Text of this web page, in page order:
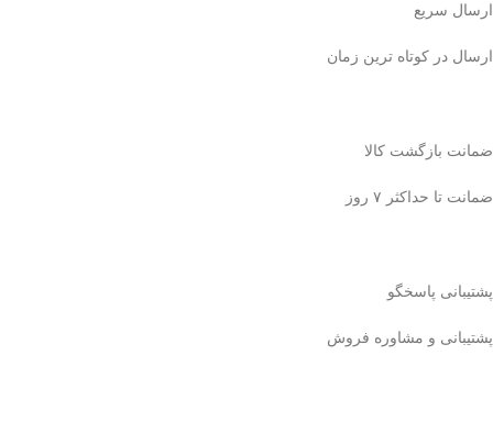
ارسال سریع
ارسال در کوتاه ترین زمان
ضمانت بازگشت کالا
ضمانت تا حداکثر ۷ روز
پشتیبانی پاسخگو
پشتیبانی و مشاوره فروش